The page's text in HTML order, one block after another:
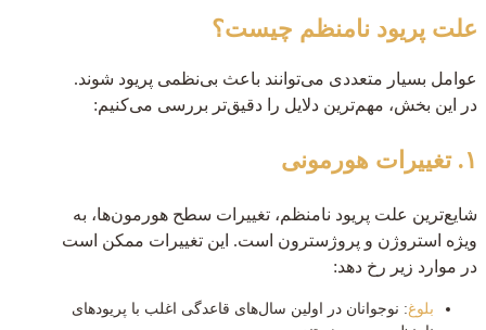
علت پریود نامنظم چیست؟
عوامل بسیار متعددی می‌توانند باعث بی‌نظمی پریود شوند.
در این بخش، مهم‌ترین دلایل را دقیق‌تر بررسی می‌کنیم:
۱. تغییرات هورمونی
شایع‌ترین علت پریود نامنظم، تغییرات سطح هورمون‌ها، به
ویژه استروژن و پروژسترون است. این تغییرات ممکن است
در موارد زیر رخ دهد:
بلوغ: نوجوانان در اولین سال‌های قاعدگی اغلب با پریودهای